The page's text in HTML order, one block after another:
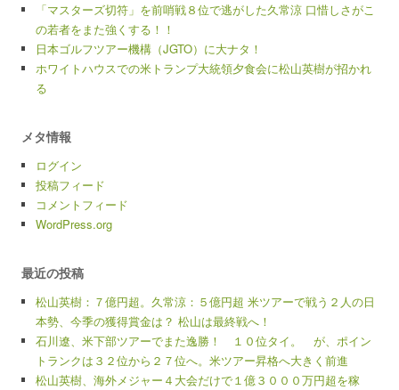
「マスターズ切符」を前哨戦８位で逃がした久常涼 口惜しさがこ
の若者をまた強くする！！
日本ゴルフツアー機構（JGTO）に大ナタ！
ホワイトハウスでの米トランプ大統領夕食会に松山英樹が招かれ
る
メタ情報
ログイン
投稿フィード
コメントフィード
WordPress.org
最近の投稿
松山英樹：７億円超。久常涼：５億円超 米ツアーで戦う２人の日
本勢、今季の獲得賞金は？ 松山は最終戦へ！
石川遼、米下部ツアーでまた逸勝！ １０位タイ。 が、ポイン
トランクは３２位から２７位へ。米ツアー昇格へ大きく前進
松山英樹、海外メジャー４大会だけで１億３０００万円超を稼